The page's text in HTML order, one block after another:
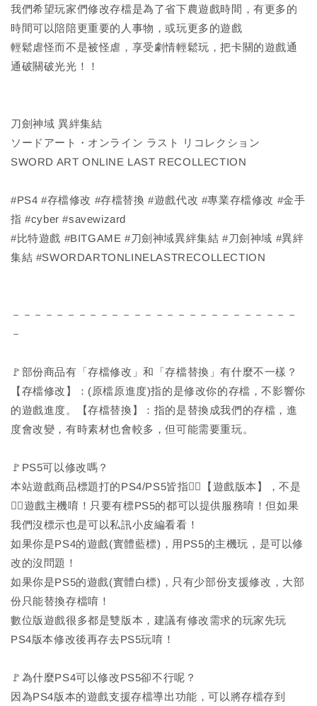
我們希望玩家們修改存檔是為了省下農遊戲時間，有更多的
時間可以陪陪更重要的人事物，或玩更多的遊戲
輕鬆虐怪而不是被怪虐，享受劇情輕鬆玩，把卡關的遊戲通
通破關破光光！！
刀劍神域 異絆集結
ソードアート・オンライン ラスト リコレクション
SWORD ART ONLINE LAST RECOLLECTION
#PS4 #存檔修改 #存檔替換 #遊戲代改 #專業存檔修改 #金手
指 #cyber #savewizard
#比特遊戲 #BITGAME #刀劍神域異絆集結 #刀劍神域 #異絆
集結 #SWORDARTONLINELASTRECOLLECTION
－－－－－－－－－－－－－－－－－－－－－－－－－－
－
🚩部份商品有「存檔修改」和「存檔替換」有什麼不一樣？
【存檔修改】：(原檔原進度)指的是修改你的存檔，不影響你
的遊戲進度。【存檔替換】：指的是替換成我們的存檔，進
度會改變，有時素材也會較多，但可能需要重玩。
🚩PS5可以修改嗎？
本站遊戲商品標題打的PS4/PS5皆指🙆‍♂️【遊戲版本】，不是
🙅‍♂️遊戲主機唷！只要有標PS5的都可以提供服務唷！但如果
我們沒標示也是可以私訊小皮編看看！
如果你是PS4的遊戲(實體藍標)，用PS5的主機玩，是可以修
改的沒問題！
如果你是PS5的遊戲(實體白標)，只有少部份支援修改，大部
份只能替換存檔唷！
數位版遊戲很多都是雙版本，建議有修改需求的玩家先玩
PS4版本修改後再存去PS5玩唷！
🚩為什麼PS4可以修改PS5卻不行呢？
因為PS4版本的遊戲支援存檔導出功能，可以將存檔存到